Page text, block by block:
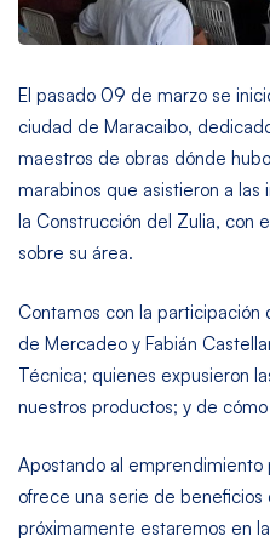
El pasado 09 de marzo se
ciudad de Maracaibo,
maestros de obras dónde
marabinos que asistieron a
la Construcción del Zulia, con
sobre su área.
Contamos con la
de Mercadeo y Fabián
Técnica; quienes expusieron
nuestros productos; y de
Apostando al emprendimiento
ofrece una serie de
próximamente estaremos en